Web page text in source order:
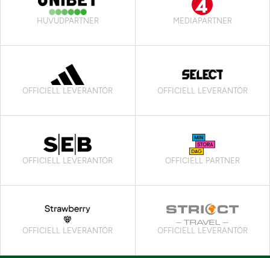
HUVUDPARTNER MEDIAPARTNER
OFFICIELL LEVERANTÖR OFFICIELL LEVERANTÖR
OFFICIELL LEVERANTÖR OFFICIELL PARTNER
OFFICIELL LEVERANTÖR OFFICIELL LEVERANTÖR